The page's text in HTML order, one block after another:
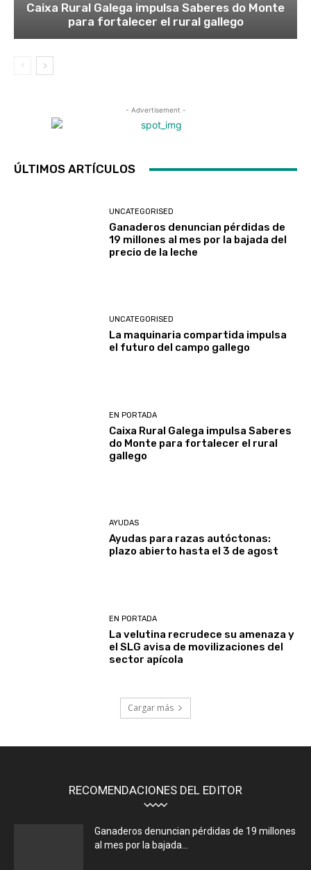
Caixa Rural Galega impulsa Saberes do Monte
para fortalecer el rural gallego
- Advertisement -
ÚLTIMOS ARTÍCULOS
UNCATEGORISED
Ganaderos denuncian pérdidas de
19 millones al mes por la bajada del
precio de la leche
UNCATEGORISED
La maquinaria compartida impulsa
el futuro del campo gallego
EN PORTADA
Caixa Rural Galega impulsa Saberes
do Monte para fortalecer el rural
gallego
AYUDAS
Ayudas para razas autóctonas:
plazo abierto hasta el 3 de agost
EN PORTADA
La velutina recrudece su amenaza y
el SLG avisa de movilizaciones del
sector apícola
Cargar más
RECOMENDACIONES DEL EDITOR
Ganaderos denuncian pérdidas de 19 millones
al mes por la bajada...